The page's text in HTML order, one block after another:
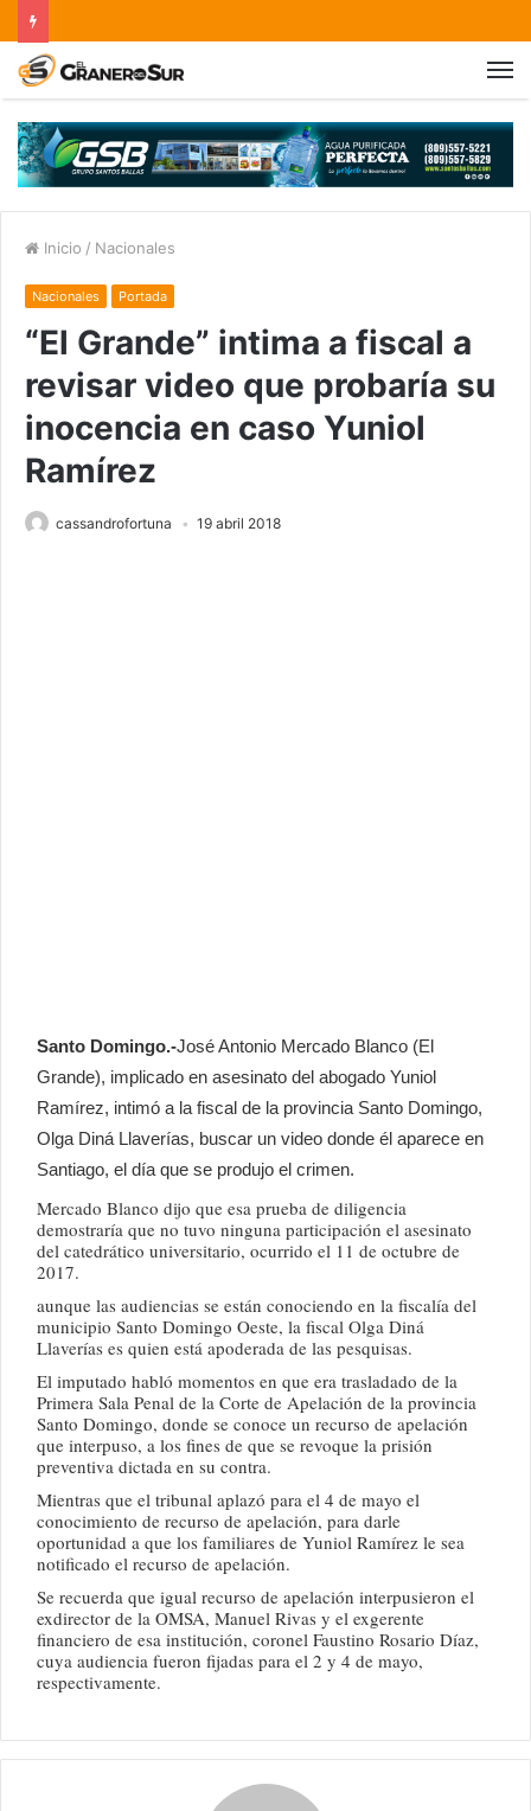
Inicio / Nacionales
Nacionales Portada
“El Grande” intima a fiscal a
revisar video que probaría su
inocencia en caso Yuniol
Ramírez
cassandrofortuna 19 abril 2018
Santo Domingo.-José Antonio Mercado Blanco (El
Grande), implicado en asesinato del abogado Yuniol
Ramírez, intimó a la fiscal de la provincia Santo Domingo,
Olga Diná Llaverías, buscar un video donde él aparece en
Santiago, el día que se produjo el crimen.
Mercado Blanco dijo que esa prueba de diligencia
demostraría que no tuvo ninguna participación el asesinato
del catedrático universitario, ocurrido el 11 de octubre de
2017.
aunque las audiencias se están conociendo en la fiscalía del
municipio Santo Domingo Oeste, la fiscal Olga Diná
Llaverías es quien está apoderada de las pesquisas.
El imputado habló momentos en que era trasladado de la
Primera Sala Penal de la Corte de Apelación de la provincia
Santo Domingo, donde se conoce un recurso de apelación
que interpuso, a los fines de que se revoque la prisión
preventiva dictada en su contra.
Mientras que el tribunal aplazó para el 4 de mayo el
conocimiento de recurso de apelación, para darle
oportunidad a que los familiares de Yuniol Ramírez le sea
notificado el recurso de apelación.
Se recuerda que igual recurso de apelación interpusieron el
exdirector de la OMSA, Manuel Rivas y el exgerente
financiero de esa institución, coronel Faustino Rosario Díaz,
cuya audiencia fueron fijadas para el 2 y 4 de mayo,
respectivamente.